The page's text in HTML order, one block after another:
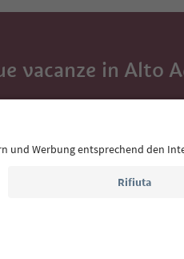
vacanze in Alto
Adige ricevi consigli per